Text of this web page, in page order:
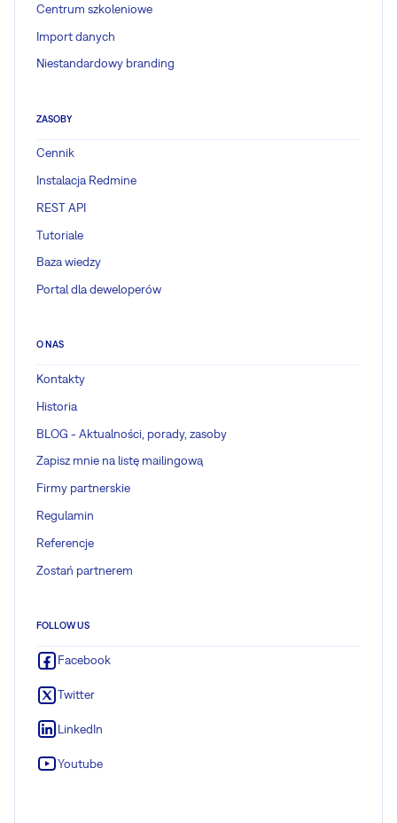
Centrum szkoleniowe
Import danych
Niestandardowy branding
ZASOBY
Cennik
Instalacja Redmine
REST API
Tutoriale
Baza wiedzy
Portal dla deweloperów
O NAS
Kontakty
Historia
BLOG - Aktualności, porady, zasoby
Zapisz mnie na listę mailingową
Firmy partnerskie
Regulamin
Referencje
Zostań partnerem
FOLLOW US
Facebook
Twitter
LinkedIn
Youtube